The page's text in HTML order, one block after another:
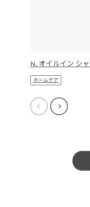
N. オイルイン シ
ホームケア